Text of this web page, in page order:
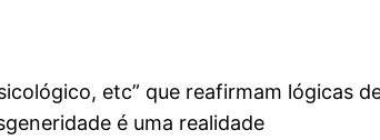
etc” que reafirmam lógicas
é uma realidade